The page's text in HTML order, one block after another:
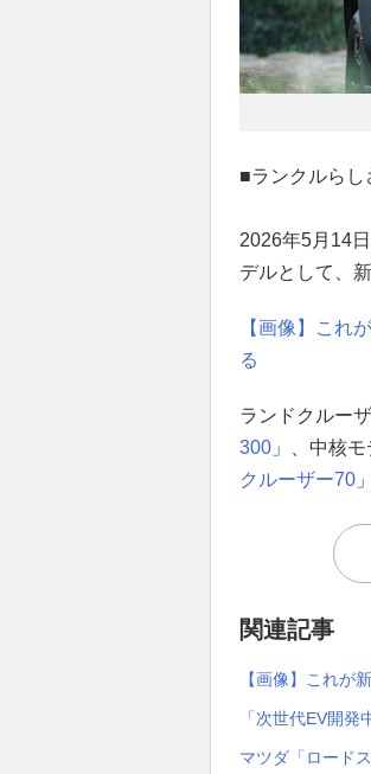
■ランクルらし
2026年5月14日
デルとして、
【画像】これ
る
ランドクルー
300 」、中核
クルーザー70
関連記事
【画像】これが
「次世代EV開
マツダ「ロード